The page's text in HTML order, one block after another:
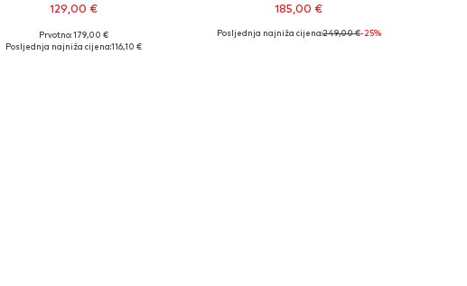
129,00 €
Dostupne veličine: One Size
Prvotno: 179,00 €
Posljednja najniža cijena:116,10 €
185,00 €
Dostupne veličine: One Size
Posljednja najniža cijena:249,00 €-25%